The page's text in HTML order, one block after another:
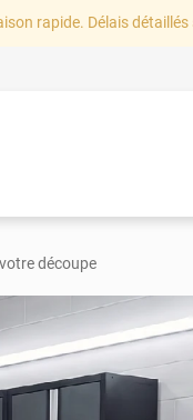
rapide. Délais
découpe